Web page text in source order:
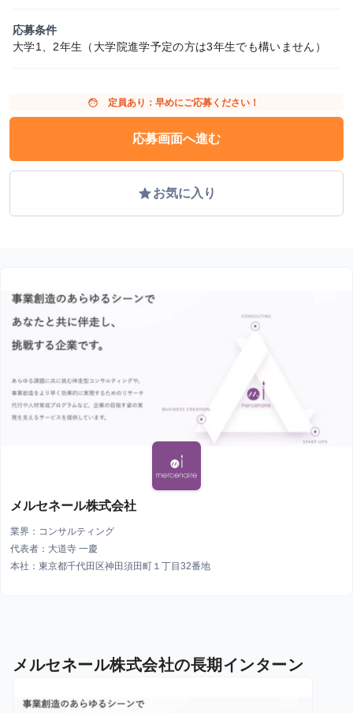
応募条件
大学1、2年生（大学院進学予定の方は3年生でも構いません）
face 定員あり：早めにご応募ください！
応募画面へ進む
gradeお気に入り
メルセネール株式会社
業界：コンサルティング
代表者：大道寺 一慶
本社：東京都千代田区神田須田町１丁目32番地
メルセネール株式会社の長期インターン